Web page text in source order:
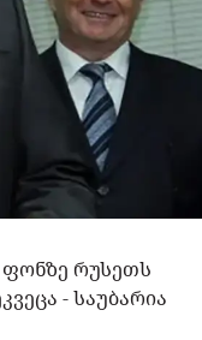
რუსეთს
- საუბარია